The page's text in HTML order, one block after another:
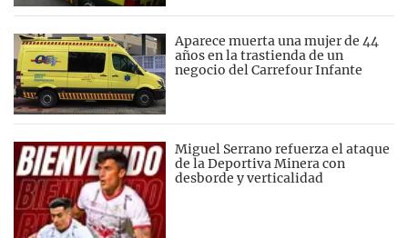
Aparece muerta una mujer de 44
años en la trastienda de un
negocio del Carrefour Infante
Miguel Serrano refuerza el ataque
de la Deportiva Minera con
desborde y verticalidad